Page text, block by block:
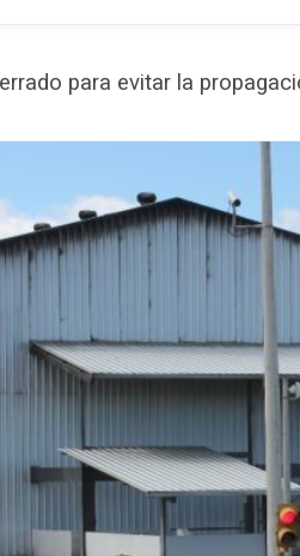
para evitar la